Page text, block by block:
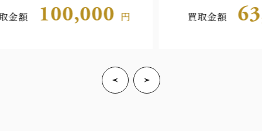
買取金額 63,000 円